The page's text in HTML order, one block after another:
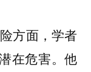
方面，学者
在危害。他